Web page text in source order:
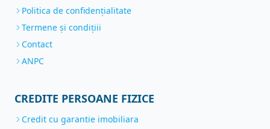
Politica de confidențialitate
Termene și condițiii
Contact
ANPC
CREDITE PERSOANE FIZICE
Credit cu garantie imobiliara